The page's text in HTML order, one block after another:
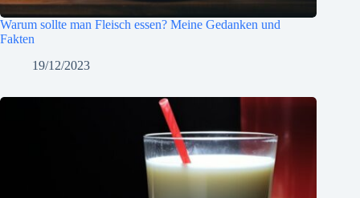
Warum sollte man Fleisch essen? Meine Gedanken und
Fakten
19/12/2023